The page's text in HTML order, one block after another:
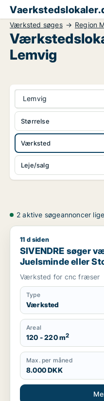
Værksted søges Region
Lemvig
Lemvig
Værksted
Leje/salg
Størrelse
2 aktive søgeannoncer
SIVENDRE søger
11 d siden
SIVENDRE søger
Juelsminde eller
Værksted for cnc fræser
Type
Værksted
Areal
120 - 220 m2
Max. per måned
8.000 DKK